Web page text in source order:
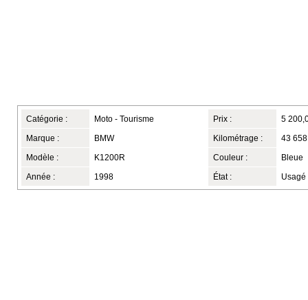
Catégorie : Moto - Tourisme
Marque : BMW
Modèle : K1200R
Année : 1998
Prix : 5
Kilométrage : 43
Couleur : Bleue
État : Usagé